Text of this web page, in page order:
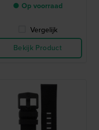
● Op voorraad
Vergelijk
Bekijk Product